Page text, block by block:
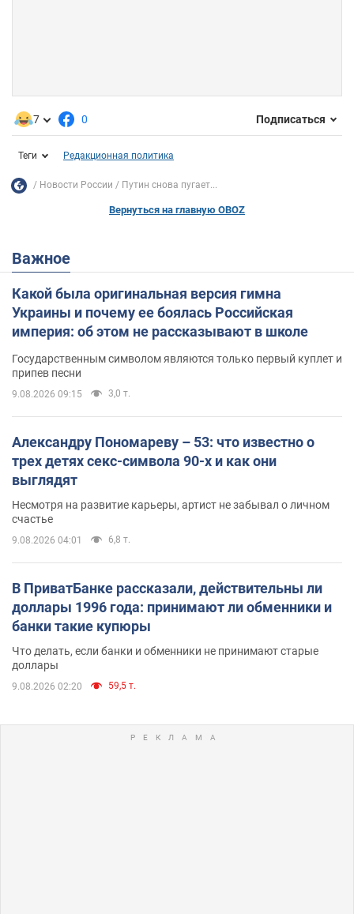
7 0 Подписаться
Теги Редакционная политика
Новости России Путин снова пугает...
Вернуться на главную OBOZ
Важное
Какой была оригинальная версия гимна
Украины и почему ее боялась Российская
империя: об этом не рассказывают в школе
Государственным символом являются только первый куплет и
припев песни
9.08.2026 09:15 3,0 т.
Александру Пономареву – 53: что известно о
трех детях секс-символа 90-х и как они
выглядят
Несмотря на развитие карьеры, артист не забывал о личном
счастье
9.08.2026 04:01 6,8 т.
В ПриватБанке рассказали, действительны ли
доллары 1996 года: принимают ли обменники и
банки такие купюры
Что делать, если банки и обменники не принимают старые
доллары
9.08.2026 02:20 59,5 т.